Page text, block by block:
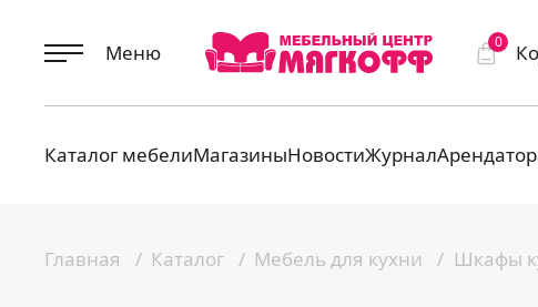
Меню 0
Каталог мебелиМагазиныНовостиЖурнал
Главная Каталог Мебель для кухни Шкафы